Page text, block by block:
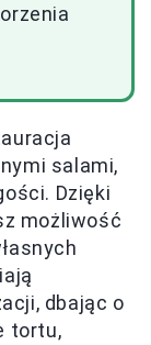
salami,
Dzięki
możliwość
dbając o
tortu,